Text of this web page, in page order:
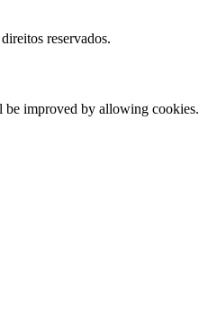
reservados.
be improved by allowing cookies.